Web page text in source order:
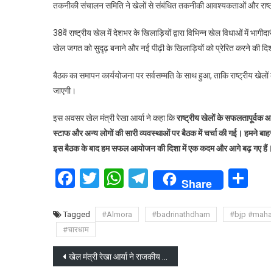
तकनीकी संचालन समिति ने खेलों से संबंधित तकनीकी आवश्यकताओं और
38वें राष्ट्रीय खेल में देशभर के खिलाड़ियों द्वारा विभिन्न खेल विधाओं में
खेल जगत को सुदृढ़ बनाने और नई पीढ़ी के खिलाड़ियों को प्रेरित करने की
बैठक का समापन कार्ययोजना पर सर्वसम्मति के साथ हुआ, ताकि राष्ट्रीय
जाएगी।
इस अवसर खेल मंत्री रेखा आर्या ने कहा किराष्ट्रीय खेलों के सफलतापूर्वक
स्टाफ और अन्य लोगों की सारी व्यवस्थाओं पर बैठक में चर्चा की गई। हमने
इस बैठक के बाद हम सफल आयोजन की दिशा में एक कदम और आगे बढ़ गए हैं।
Facebook
Twitter
WhatsApp
Telegram
Share
Tagged #Almora #badrinathdham #bjp
#चारधाम
Post
खेल मंत्री रेखा आर्या ने राजकीय शिशु सदन में बच्चों को परोसी खिचड़ी